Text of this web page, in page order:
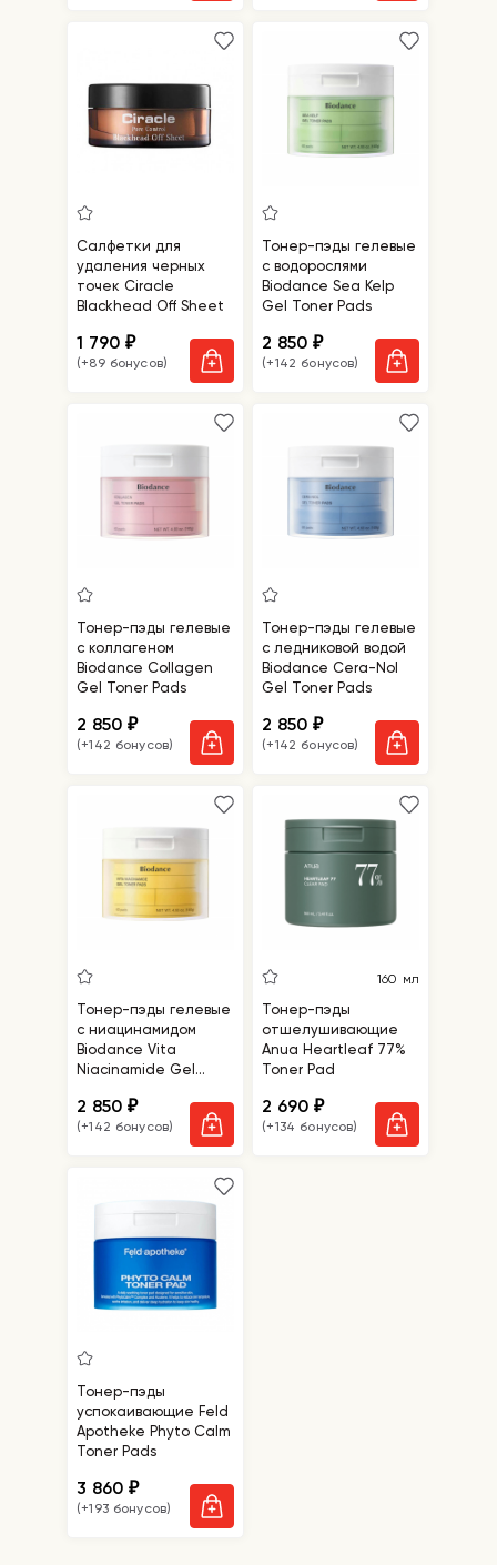
Салфетки для
удаления черных
точек Ciracle
Blackhead Off Sheet
1 790₽
(+89 бонусов)
Тонер-пэды гелевые
с водорослями
Biodance Sea Kelp
Gel Toner Pads
2 850₽
(+142 бонусов)
Тонер-пэды гелевые
с коллагеном
Biodance Collagen
Gel Toner Pads
2 850₽
(+142 бонусов)
Тонер-пэды гелевые
с ледниковой водой
Biodance Cera-Nol
Gel Toner Pads
2 850₽
(+142 бонусов)
Тонер-пэды гелевые
с ниацинамидом
Biodance Vita
Niacinamide Gel
2 850₽
(+142 бонусов)
160 мл
Тонер-пэды
отшелушивающие
Anua Heartleaf 77%
Toner Pad
2 690₽
(+134 бонусов)
Тонер-пэды
успокаивающие Feld
Apotheke Phyto Calm
Toner Pads
3 860₽
(+193 бонусов)